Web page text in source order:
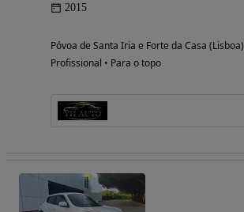
2015
Póvoa de Santa Iria e Forte da Casa (Lisboa)
Profissional • Para o topo